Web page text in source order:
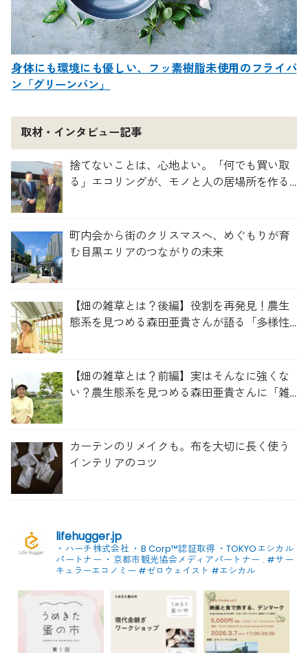
身体にも環境にも優しい、フッ素樹脂未使用のフライパ
ン「グリーンパン」
取材・インタビュー記事
捨てないことは、心地よい。「何でも買い取
る」エコリングが、モノと人の居場所を作る
町内会から街のクリスマスへ、めぐもりが育
む目黒エリアのつながりの未来
【畑の雑草とは？後編】役割を再発見！農生
態系を見つめる森田亜貴さんが語る「多様性
【畑の雑草とは？前編】実はそんなに強くな
い？農生態系を見つめる森田亜貴さんに「雑
カーテンのリメイクも。布を大切に長く使う
インテリアのコツ
lifehugger.jp
・ハーチ株式会社 ・B Corp™認証取得 ・TOKYOエシカル
パートナー ・京都市観光協会メディアパートナー . #サー
キュラーエコノミー #ゼロウェイスト #エシカル